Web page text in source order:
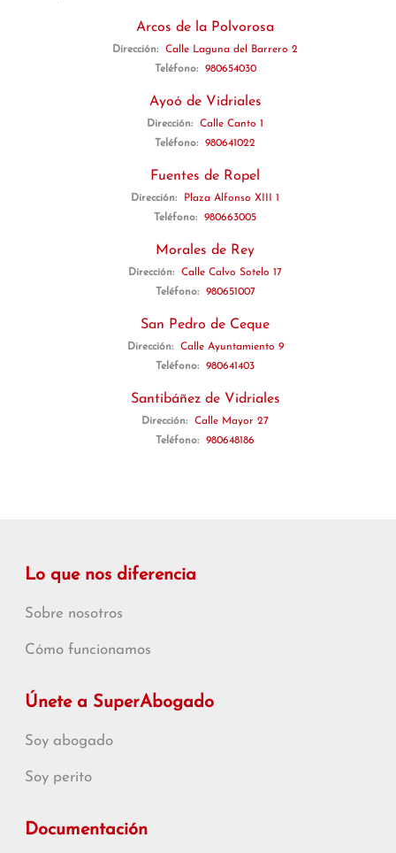
Arcos de la Polvorosa
Dirección:
Calle Laguna del Barrero 2
Teléfono:
980654030
Ayoó de Vidriales
Dirección:
Calle Canto 1
Teléfono:
980641022
Fuentes de Ropel
Dirección:
Plaza Alfonso XIII 1
Teléfono:
980663005
Morales de Rey
Dirección:
Calle Calvo Sotelo 17
Teléfono:
980651007
San Pedro de Ceque
Dirección:
Calle Ayuntamiento 9
Teléfono:
980641403
Santibáñez de Vidriales
Dirección:
Calle Mayor 27
Teléfono:
980648186
Lo que nos diferencia
Sobre nosotros
Cómo funcionamos
Únete a SuperAbogado
Soy abogado
Soy perito
Documentación